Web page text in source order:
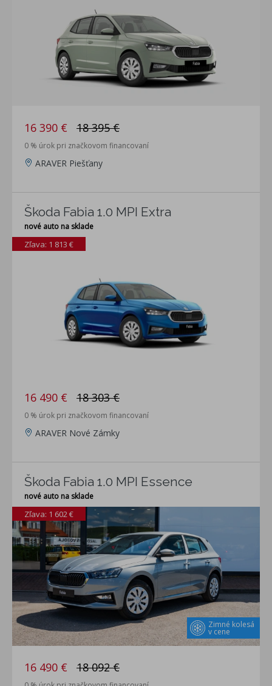
16 390 € 18 395 €
0 % úrok pri značkovom financovaní
ARAVER Piešťany
Škoda Fabia 1.0 MPI Extra
nové auto na sklade
Zľava: 1 813 €
16 490 € 18 303 €
0 % úrok pri značkovom financovaní
ARAVER Nové Zámky
Škoda Fabia 1.0 MPI Essence
nové auto na sklade
Zimné kolesá
v cene
Zľava: 1 602 €
16 490 € 18 092 €